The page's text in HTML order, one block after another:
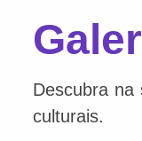
Descubra
culturais.